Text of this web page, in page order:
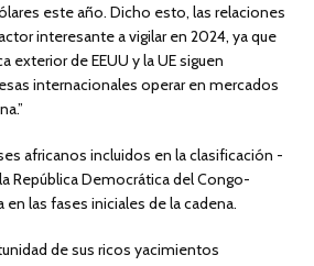
este año. Dicho esto, las relaciones
interesante a vigilar en 2024, ya que
exterior de EEUU y la UE siguen
internacionales operar en mercados
africanos incluidos en la clasificación -
República Democrática del Congo-
las fases iniciales de la cadena.
de sus ricos yacimientos